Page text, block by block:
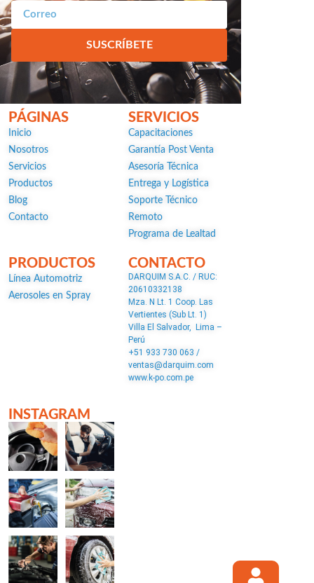
SUSCRÍBETE
PÁGINAS
Inicio
Nosotros
Servicios
Productos
Blog
Contacto
SERVICIOS
Capacitaciones
Garantía Post Venta
Asesoría Técnica
Entrega y Logística
Soporte Técnico
Remoto
Programa de Lealtad
PRODUCTOS
Línea Automotriz
Aerosoles en Spray
CONTACTO
DARQUIM S.A.C. / RUC:
20610332138
Mza. N Lt. 1 Coop. Las
Vertientes (Sub Lt. 1)
Villa El Salvador, Lima –
Perú
+51 933 730 063 /
ventas@darquim.com
www.k-po.com.pe
INSTAGRAM